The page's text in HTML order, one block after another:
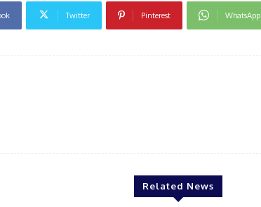
Twitter Pinterest WhatsApp
Related News